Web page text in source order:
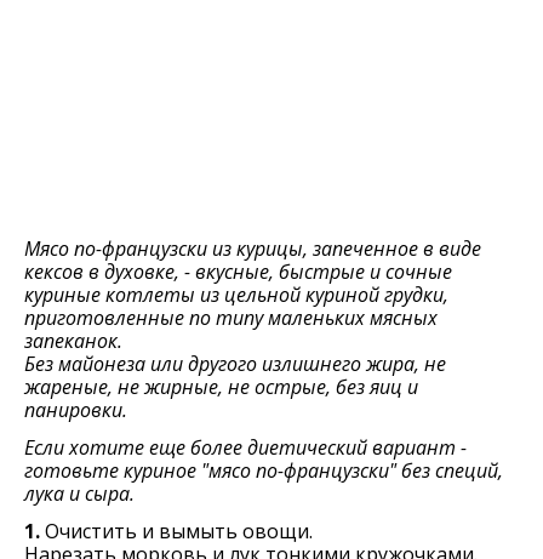
Мясо по-французски из курицы, запеченное в виде
кексов в духовке, - вкусные, быстрые и сочные
куриные котлеты из цельной куриной грудки,
приготовленные по типу маленьких мясных
запеканок.
Без майонеза или другого излишнего жира, не
жареные, не жирные, не острые, без яиц и
панировки.
Если хотите еще более диетический вариант -
готовьте куриное "мясо по-французски" без специй,
лука и сыра.
1.Очистить и вымыть овощи.